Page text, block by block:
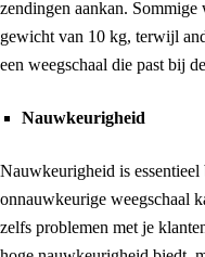
zendingen aankan. Sommige
gewicht van 10 kg, terwijl
een weegschaal die past bij
Nauwkeurigheid
Nauwkeurigheid is
onnauwkeurige weegschaal
zelfs problemen met je